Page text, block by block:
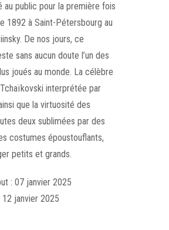
au public pour la première fois
1892 à Saint-Pétersbourg au
De nos jours, ce
sans aucun doute l’un des
joués au monde. La célèbre
interprétée par
que la virtuosité des
deux sublimées par des
costumes époustouflants,
petits et grands.
: 07 janvier 2025
janvier 2025